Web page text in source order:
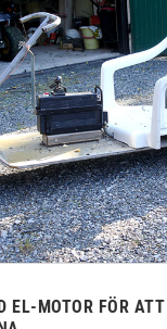
EL-MOTOR FÖR